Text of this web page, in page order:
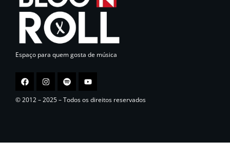
Espaço para quem gosta de música
© 2012 – 2025 – Todos os direitos reservados